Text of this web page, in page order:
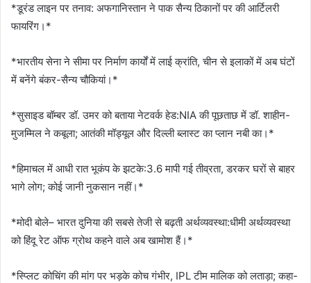
*डूरंड लाइन पर तनाव: अफगानिस्तान ने पाक सैन्य ठिकानों पर की आर्टिलरी
फायरिंग।*
*भारतीय सेना ने सीमा पर निर्माण कार्यों में लाई क्रांति, चीन से इलाकों में अब घंटों
में बनेंगे बंकर-सैन्य चौकियां।*
*सुसाइड बॉम्बर डॉ. उमर को बताया नेटवर्क हेड:NIA की पूछताछ में डॉ. शाहीन-
मुजम्मिल ने कबूला; आतंकी मॉड्यूल और दिल्ली ब्लास्ट का प्लान नबी का।*
*हिमाचल में आधी रात भूकंप के झटके:3.6 मापी गई तीव्रता, डरकर घरों से बाहर
भागे लोग; कोई जानी नुकसान नहीं।*
*मोदी बोले– भारत दुनिया की सबसे तेजी से बढ़ती अर्थव्यवस्था:धीमी अर्थव्यवस्था
को हिंदू रेट ऑफ ग्रोथ कहने वाले अब खामोश हैं।*
*स्प्लिट कोचिंग की मांग पर भड़के कोच गंभीर, IPL टीम मालिक को लताड़ा; कहा-